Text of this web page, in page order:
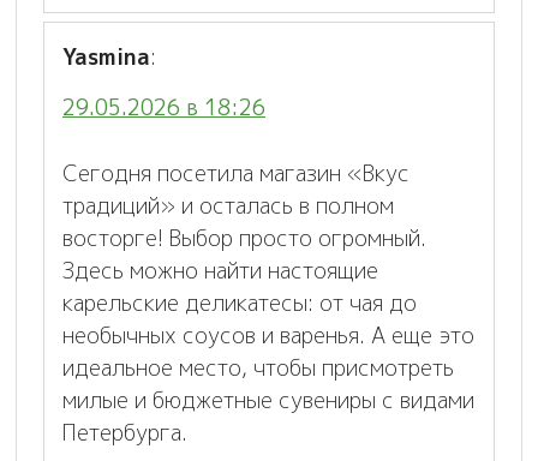
Yasmina:
29.05.2026 в 18:26
Сегодня посетила магазин «Вкус
традиций» и осталась в полном
восторге! Выбор просто огромный.
Здесь можно найти настоящие
карельские деликатесы: от чая до
необычных соусов и варенья. А еще это
идеальное место, чтобы присмотреть
милые и бюджетные сувениры с видами
Петербурга.